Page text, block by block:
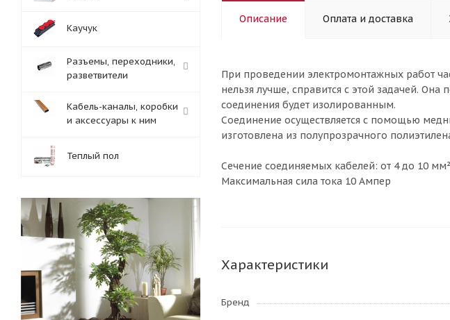
Описание Оплата и доставка
При проведении электромонтажных работ
нельзя лучше, справится с этой задачей.
соединения будет изолированным.
Соединение осуществляется с помощью
изготовлена из полупрозрачного
Сечение соединяемых кабелей: от 4 до 10 мм²
Максимальная сила тока 10 Ампер
Характеристики
Бренд
Каучук
Разъемы, переходники,
разветвители
Кабель-каналы, коробки
и аксессуары к ним
Теплый пол